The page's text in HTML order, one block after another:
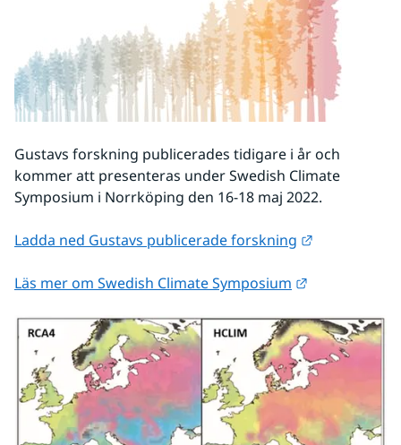
Gustavs forskning publicerades tidigare i år och
kommer att presenteras under Swedish Climate
Symposium i Norrköping den 16-18 maj 2022.
Ladda ned Gustavs publicerade forskning
Läs mer om Swedish Climate Symposium